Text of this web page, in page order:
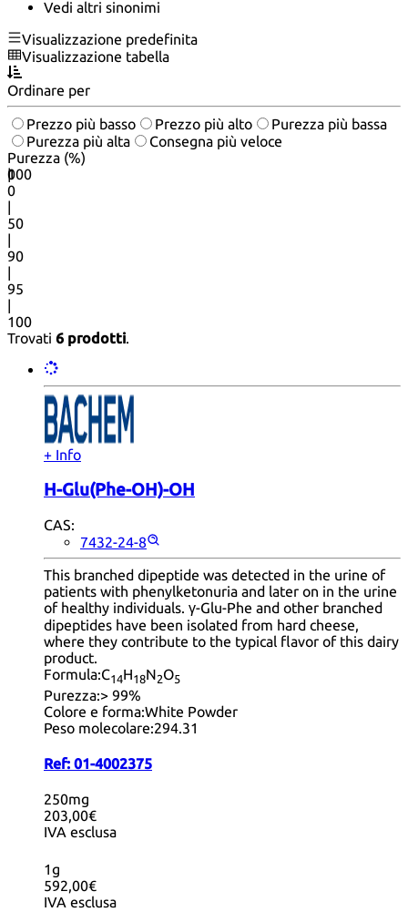
Vedi altri sinonimi
Visualizzazione predefinita
Visualizzazione tabella
Ordinare per
Prezzo più basso Prezzo più alto
Purezza più bassa
Purezza più alta
Consegna più veloce
Purezza (%)
0
100
|
0
|
50
|
90
|
95
|
100
Trovati 6 prodotti.
+ Info
H-Glu(Phe-OH)-OH
CAS:
7432-24-8
This branched dipeptide was detected in the urine of
patients with phenylketonuria and later on in the urine
of healthy individuals. γ-Glu-Phe and other branched
dipeptides have been isolated from hard cheese,
where they contribute to the typical flavor of this dairy
product.
Formula:C14H18N2O5
Purezza:> 99%
Colore e forma:White Powder
Peso molecolare:294.31
Ref: 01-4002375
250mg
203,00€
IVA esclusa
1g
592,00€
IVA esclusa